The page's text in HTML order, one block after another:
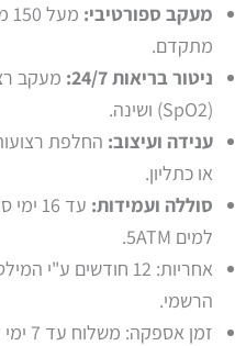
מעקב ספורטיבי:
מתקדם.
ניטור בריאות 24/7:
מעקב
(SpO2) ושינה.
ענידה ועיצוב: החלפת
או כתליון.
סוללה ועמידות:
עד
למים 5ATM.
אחריות:
12 חודשים ע"י
הרשמי.
זמן